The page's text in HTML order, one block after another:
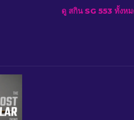
ดู สกิน SG 553 ทั้งห